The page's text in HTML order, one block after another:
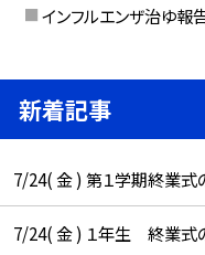
インフルエンザ治ゆ報
新着記事
7/24( 金 ) 第１学期終業式の
7/24( 金 ) １年生 終業式の